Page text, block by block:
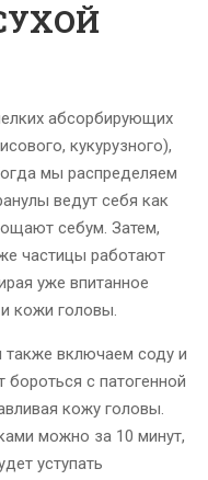
абсорбирующих
кукурузного),
мы распределяем
ведут себя как
себум. Затем,
частицы работают
уже впитанное
кожи головы.
также включаем соду и
с патогенной
кожу головы.
можно за 10 минут,
уступать